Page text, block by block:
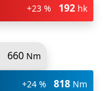
+23 % 192 hk
660 Nm
+24 % 818 Nm